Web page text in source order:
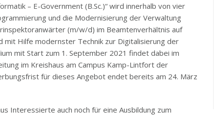
– E-Government (B.Sc.)“ wird innerhalb von vier
und die Modernisierung der Verwaltung
(m/w/d) im Beamtenverhältnis auf
mit Hilfe modernster Technik zur Digitalisierung der
mit Start zum 1. September 2021 findet dabei im
im Kreishaus am Campus Kamp-Lintfort der
für dieses Angebot endet bereits am 24. März
Interessierte auch noch für eine Ausbildung zum